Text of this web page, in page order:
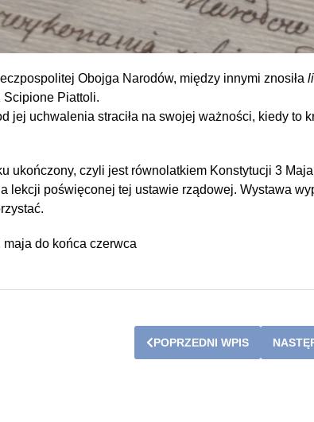
Obojga Narodów, między innymi znosiła
Scipione Piattoli.
jej uchwalenia straciła na swojej ważności, kiedy to
ukończony, czyli jest równolatkiem Konstytucji 3
lekcji poświęconej tej ustawie rządowej. Wystawa
do końca czerwca
POPRZEDNI WPIS